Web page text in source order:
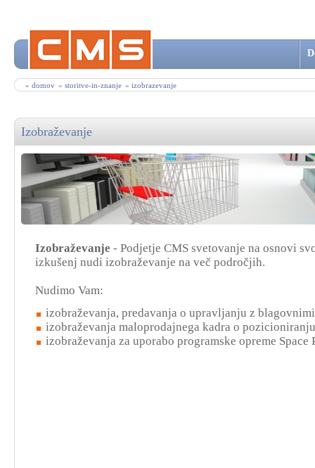
» domov » storitve-in-znanje » izobrazevanje
Izobraževanje
Izobraževanje - Podjetje CMS svetovanje na osnovi
izkušenj nudi izobraževanje na več področjih.
Nudimo Vam:
izobraževanja, predavanja o upravljanju z
izobraževanja maloprodajnega kadra o
izobraževanja za uporabo programske opreme Space